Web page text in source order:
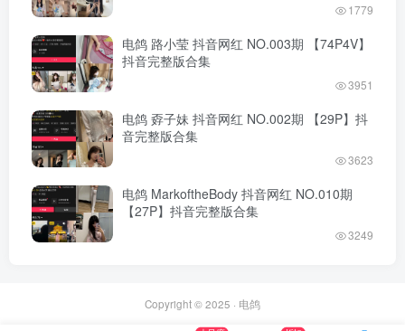
1779
电鸽 路小莹 抖音网红 NO.003期 【74P4V】
抖音完整版合集
3951
电鸽 孬子妹 抖音网红 NO.002期 【29P】抖
音完整版合集
3623
电鸽 MarkoftheBody 抖音网红 NO.010期
【27P】抖音完整版合集
3249
Copyright © 2025 · 电鸽